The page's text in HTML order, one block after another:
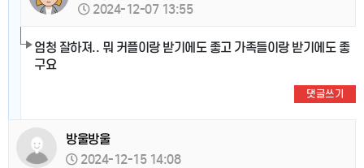
2024-12-07 13:55
엄청 잘하져.. 뭐 커플이랑 받기에도 좋고 가족들이랑 받기에도 좋
구요
댓글쓰기
방울방울
2024-12-15 14:08